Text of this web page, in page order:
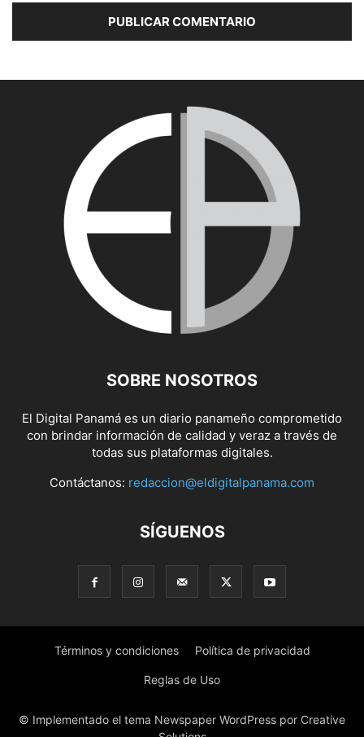
SOBRE NOSOTROS
El Digital Panamá es un diario panameño comprometido
con brindar información de calidad y veraz a través de
todas sus plataformas digitales.
Contáctanos: redaccion@eldigitalpanama.com
SÍGUENOS
Términos y condiciones Política de privacidad
Reglas de Uso
© Implementado el tema Newspaper WordPress por Creative